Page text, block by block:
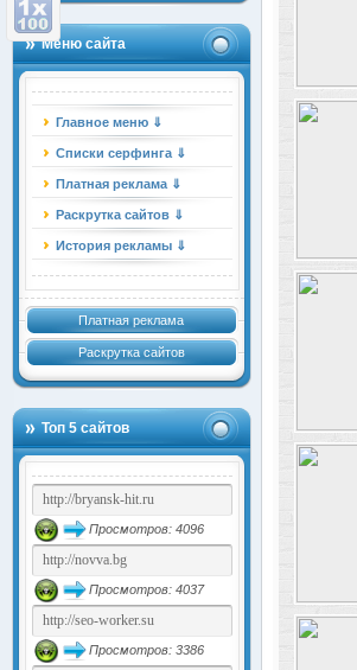
Меню сайта
Главное меню ⇓
Списки серфинга ⇓
Платная реклама ⇓
Раскрутка сайтов ⇓
История рекламы ⇓
Платная реклама
Раскрутка сайтов
Топ 5 сайтов
Просмотров: 4096
Просмотров: 4037
Просмотров: 3386